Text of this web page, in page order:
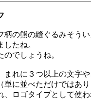
の熊の縫ぐるみそうい
たね。
でしょうね。
まれに３つ以上の文字
単に並べただけではあ
、ロゴタイプとして使